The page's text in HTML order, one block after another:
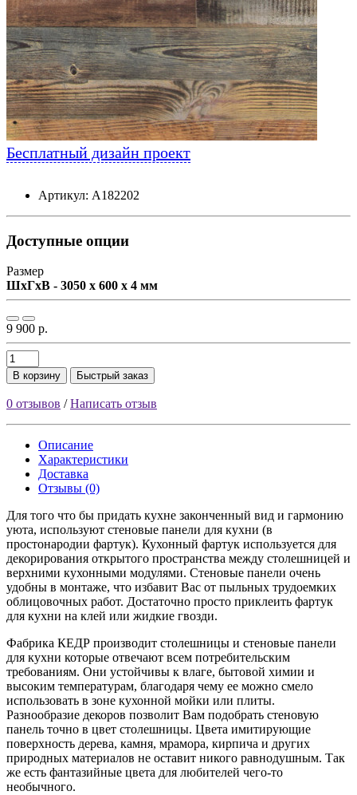
Бесплатный дизайн проект
Артикул: А182202
Доступные опции
Размер
ШxГxВ - 3050 x 600 x 4 мм
9 900 р.
В корзину Быстрый заказ
0 отзывов /Написать отзыв
Описание
Характеристики
Доставка
Отзывы (0)
Для того что бы придать кухне законченный вид и гармонию
уюта, используют стеновые панели для кухни (в
простонародии фартук). Кухонный фартук используется для
декорирования открытого пространства между столешницей и
верхними кухонными модулями. Стеновые панели очень
удобны в монтаже, что избавит Вас от пыльных трудоемких
облицовочных работ. Достаточно просто приклеить фартук
для кухни на клей или жидкие гвозди.
Фабрика КЕДР производит столешницы и стеновые панели
для кухни которые отвечают всем потребительским
требованиям. Они устойчивы к влаге, бытовой химии и
высоким температурам, благодаря чему ее можно смело
использовать в зоне кухонной мойки или плиты.
Разнообразие декоров позволит Вам подобрать стеновую
панель точно в цвет столешницы. Цвета имитирующие
поверхность дерева, камня, мрамора, кирпича и других
природных материалов не оставит никого равнодушным. Так
же есть фантазийные цвета для любителей чего-то
необычного.